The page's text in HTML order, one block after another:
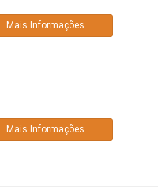
Mais Informações
Mais Informações